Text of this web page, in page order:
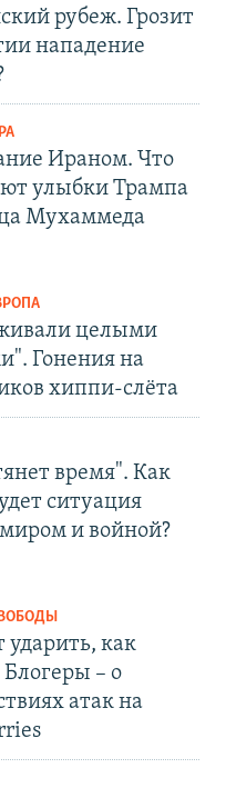
рубеж. Грозит
нападение
Ираном. Что
улыбки Трампа
Мухаммеда
целыми
Гонения на
хиппи-слёта
время". Как
ситуация
и войной?
как
Блогеры – о
атак на